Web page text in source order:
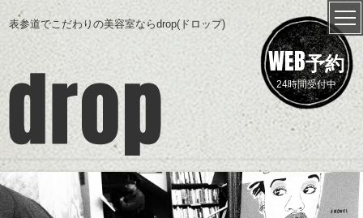
表参道でこだわりの美容室ならdrop(ドロップ)
WEB予約
24時間受付中